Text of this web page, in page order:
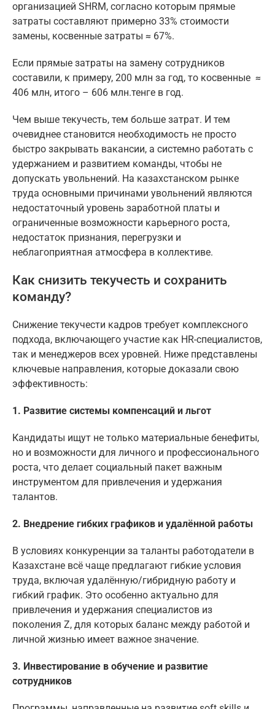
организацией SHRM, согласно которым прямые
затраты составляют примерно 33% стоимости
замены, косвенные затраты ≈ 67%.
Если прямые затраты на замену сотрудников
составили, к примеру, 200 млн за год, то косвенные ≈
406 млн, итого – 606 млн.тенге в год.
Чем выше текучесть, тем больше затрат. И тем
очевиднее становится необходимость не просто
быстро закрывать вакансии, а системно работать с
удержанием и развитием команды, чтобы не
допускать увольнений. На казахстанском рынке
труда основными причинами увольнений являются
недостаточный уровень заработной платы и
ограниченные возможности карьерного роста,
недостаток признания, перегрузки и
неблагоприятная атмосфера в коллективе.
Как снизить текучесть и сохранить
команду?
Снижение текучести кадров требует комплексного
подхода, включающего участие как HR-специалистов,
так и менеджеров всех уровней. Ниже представлены
ключевые направления, которые доказали свою
эффективность:
1. Развитие системы компенсаций и льгот
Кандидаты ищут не только материальные бенефиты,
но и возможности для личного и профессионального
роста, что делает социальный пакет важным
инструментом для привлечения и удержания
талантов.
2. Внедрение гибких графиков и удалённой работы
В условиях конкуренции за таланты работодатели в
Казахстане всё чаще предлагают гибкие условия
труда, включая удалённую/гибридную работу и
гибкий график. Это особенно актуально для
привлечения и удержания специалистов из
поколения Z, для которых баланс между работой и
личной жизнью имеет важное значение.
3. Инвестирование в обучение и развитие
сотрудников